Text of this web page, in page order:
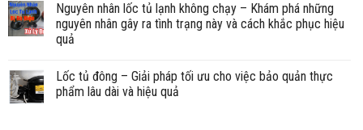
Nguyên nhân lốc tủ lạnh không chạy – Khám phá những
nguyên nhân gây ra tình trạng này và cách khắc phục hiệu
quả
Lốc tủ đông – Giải pháp tối ưu cho việc bảo quản thực
phẩm lâu dài và hiệu quả